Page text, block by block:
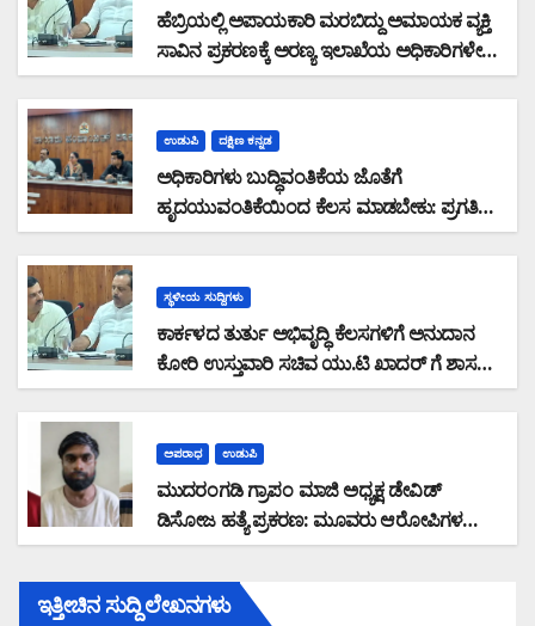
ಹೆಬ್ರಿಯಲ್ಲಿ ಅಪಾಯಕಾರಿ ಮರಬಿದ್ದು ಅಮಾಯಕ ವ್ಯಕ್ತಿ
ಸಾವಿನ ಪ್ರಕರಣಕ್ಕೆ ಅರಣ್ಯ ಇಲಾಖೆಯ ಅಧಿಕಾರಿಗಳೇ
ನೇರ ಹೊಣೆ: ಅವರ ವಿರುದ್ಧವೇ FIR ದಾಖಲಿಸಬೇಕು:
ಕುಮಾರ್ ಆಕ್ರೋಶ
ಉಡುಪಿ ದಕ್ಷಿಣ ಕನ್ನಡ
ಅಧಿಕಾರಿಗಳು ಬುದ್ಧಿವಂತಿಕೆಯ ಜೊತೆಗೆ
ಹೃದಯುವಂತಿಕೆಯಿಂದ ಕೆಲಸ ಮಾಡಬೇಕು: ಪ್ರಗತಿ
ಪರಿಶೀಲನಾ ಸಭೆಯಲ್ಲಿ ಅಧಿಕಾರಿಗಳಿಗೆ ಆರೋಗ್ಯ
ಸ್ಥಳೀಯ ಸುದ್ದಿಗಳು
ಕಾರ್ಕಳದ ತುರ್ತು ಅಭಿವೃದ್ಧಿ ಕೆಲಸಗಳಿಗೆ ಅನುದಾನ
ಕೋರಿ ಉಸ್ತುವಾರಿ ಸಚಿವ ಯು.ಟಿ ಖಾದರ್ ಗೆ ಶಾಸಕ
ಸುನಿಲ್‌ ಕುಮಾರ್‌ ಮನವಿ
ಅಪರಾಧ ಉಡುಪಿ
ಮುದರಂಗಡಿ ಗ್ರಾಪಂ ಮಾಜಿ ಅಧ್ಯಕ್ಷ ಡೇವಿಡ್
ಡಿಸೋಜ ಹತ್ಯೆ ಪ್ರಕರಣ: ಮೂವರು ಆರೋಪಿಗಳ
ಬಂಧನ
ಇತ್ತೀಚಿನ ಸುದ್ದಿ ಲೇಖನಗಳು